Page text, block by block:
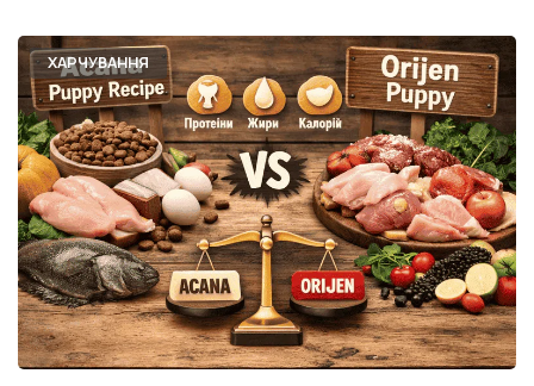
ХАРЧУВАННЯ